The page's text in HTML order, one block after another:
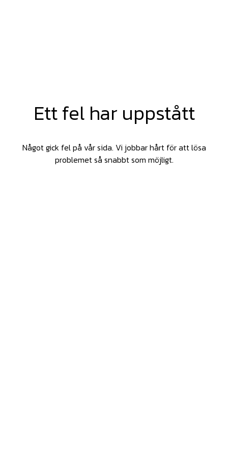
Ett fel har uppstått
Något gick fel på vår sida. Vi jobbar hårt för att lösa
problemet så snabbt som möjligt.